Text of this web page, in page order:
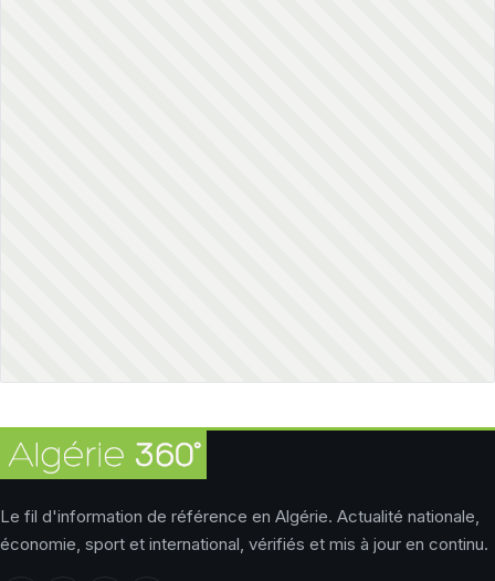
Le fil d'information de référence en Algérie. Actualité nationale,
économie, sport et international, vérifiés et mis à jour en continu.